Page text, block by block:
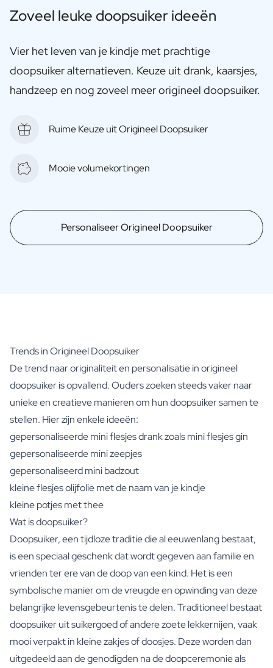
Zoveel leuke doopsuiker ideeën
Vier het leven van je kindje met prachtige
doopsuiker alternatieven. Keuze uit drank, kaarsjes,
handzeep en nog zoveel meer origineel doopsuiker.
Ruime Keuze uit Origineel Doopsuiker
Mooie volumekortingen
Personaliseer Origineel Doopsuiker
Trends in Origineel Doopsuiker
De trend naar originaliteit en personalisatie in origineel
doopsuiker is opvallend. Ouders zoeken steeds vaker naar
unieke en creatieve manieren om hun doopsuiker samen te
stellen. Hier zijn enkele ideeën:
gepersonaliseerde mini flesjes drank zoalsmini flesjes gin
gepersonaliseerde mini zeepjes
gepersonaliseerd mini badzout
kleine flesjes olijfolie met de naam van je kindje
kleine potjes met thee
Wat is doopsuiker?
Doopsuiker, een tijdloze traditie die al eeuwenlang bestaat,
is een speciaal geschenk dat wordt gegeven aan familie en
vrienden ter ere van de doop van een kind. Het is een
symbolische manier om de vreugde en opwinding van deze
belangrijke levensgebeurtenis te delen. Traditioneel bestaat
doopsuiker uit suikergoed of andere zoete lekkernijen, vaak
mooi verpakt in kleine zakjes of doosjes. Deze worden dan
uitgedeeld aan de genodigden na de doopceremonie als